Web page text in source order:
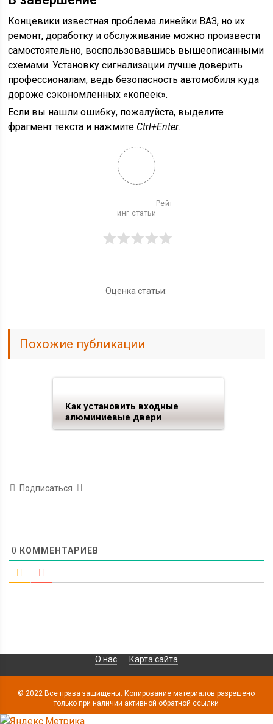
Концевики известная проблема линейки ВАЗ, но их
ремонт, доработку и обслуживание можно произвести
самостоятельно, воспользовавшись вышеописанными
схемами. Установку сигнализации лучше доверить
профессионалам, ведь безопасность автомобиля куда
дороже сэкономленных «копеек».
Если вы нашли ошибку, пожалуйста, выделите
фрагмент текста и нажмите Ctrl+Enter.
инг статьи
Оценка статьи:
Похожие публикации
Как установить входные
алюминиевые двери
Подписаться
0 КОММЕНТАРИЕВ
О нас Карта сайта
© 2022 Все права защищены. Копирование материалов разрешено
только при наличии активной обратной ссылки